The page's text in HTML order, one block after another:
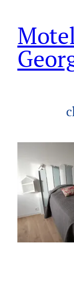
contenu